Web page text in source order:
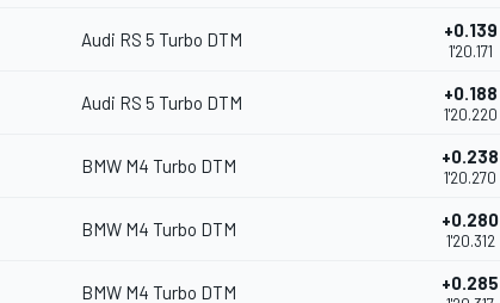
Audi RS 5 Turbo DTM +0.139
1'20.171
Audi RS 5 Turbo DTM +0.188
1'20.220
BMW M4 Turbo DTM +0.238
1'20.270
BMW M4 Turbo DTM +0.280
1'20.312
BMW M4 Turbo DTM +0.285